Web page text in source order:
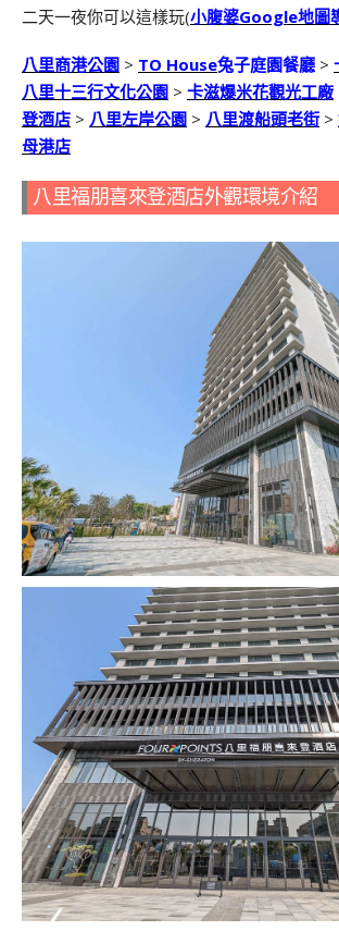
二天一夜你可以這樣玩(小腹婆Google地圖
八里商港公園 > TO House兔子庭園餐廳 >
八里十三行文化公園 > 卡滋爆米花觀光工廠
登酒店 > 八里左岸公園 > 八里渡船頭老街 >
母港店
八里福朋喜來登酒店外觀環境介紹